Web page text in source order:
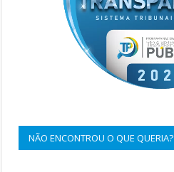
NÃO ENCONTROU O QUE QUERIA?